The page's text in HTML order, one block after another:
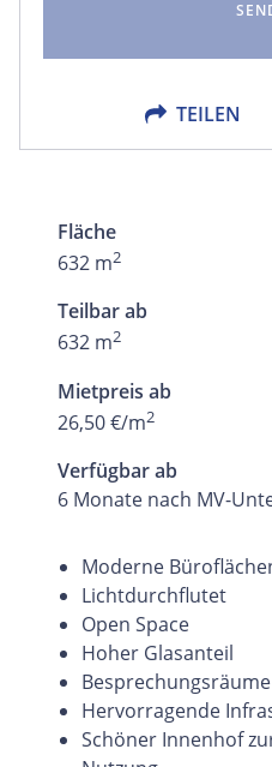
TEILEN
X
Fläche
632 m2
Teilbar ab
632 m2
Mietpreis ab
26,50 €/m2
Verfügbar ab
6 Monate nach MV-
Moderne
Lichtdurchflutet
Open Space
Hoher Glasanteil
Besprechungsräume
Hervorragende
Schöner Innenhof